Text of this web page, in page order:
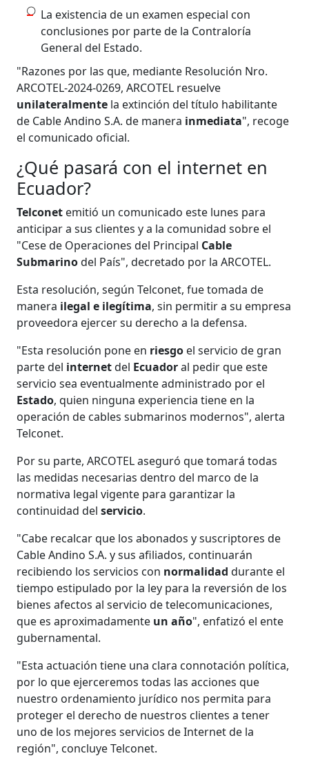
La existencia de un examen especial con
conclusiones por parte de la Contraloría
General del Estado.
"Razones por las que, mediante Resolución Nro.
ARCOTEL-2024-0269, ARCOTEL resuelve
unilateralmente la extinción del título habilitante
de Cable Andino S.A. de manera inmediata", recoge
el comunicado oficial.
¿Qué pasará con el internet en
Ecuador?
Telconet emitió un comunicado este lunes para
anticipar a sus clientes y a la comunidad sobre el
"Cese de Operaciones del Principal Cable
Submarinodel País", decretado por la ARCOTEL.
Esta resolución, según Telconet, fue tomada de
manera ilegal e ilegítima, sin permitir a su empresa
proveedora ejercer su derecho a la defensa.
"Esta resolución pone en riesgo el servicio de gran
parte del internetdel Ecuadoral pedir que este
servicio sea eventualmente administrado por el
Estado, quien ninguna experiencia tiene en la
operación de cables submarinos modernos", alerta
Telconet.
Por su parte, ARCOTEL aseguró que tomará todas
las medidas necesarias dentro del marco de la
normativa legal vigente para garantizar la
continuidad delservicio.
"Cabe recalcar que los abonados y suscriptores de
Cable Andino S.A. y sus afiliados, continuarán
recibiendo los servicios con normalidaddurante el
tiempo estipulado por la ley para la reversión de los
bienes afectos al servicio de telecomunicaciones,
que es aproximadamente un año", enfatizó el ente
gubernamental.
"Esta actuación tiene una clara connotación política,
por lo que ejerceremos todas las acciones que
nuestro ordenamiento jurídico nos permita para
proteger el derecho de nuestros clientes a tener
uno de los mejores servicios de Internet de la
región", concluye Telconet.